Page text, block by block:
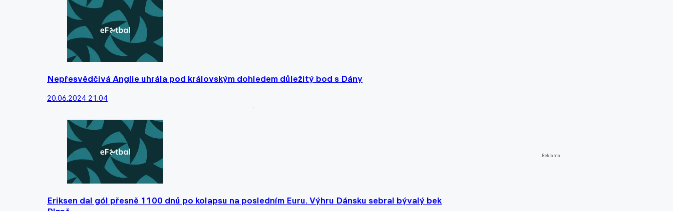
Nepřesvědčivá Anglie uhrála pod královským dohledem důležitý bod s Dány
20.06.2024 21:04
Eriksen dal gól přesně 1100 dnů po kolapsu na posledním Euru. Výhru Dánsku sebral bývalý bek
Reklama